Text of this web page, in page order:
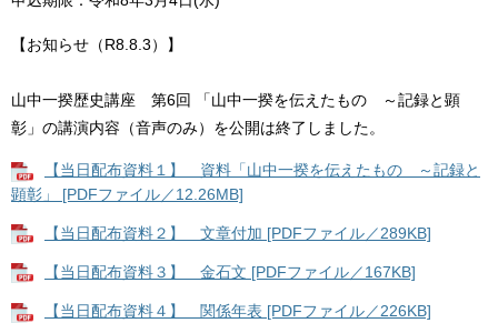
【お知らせ（R8.8.3）】
山中一揆歴史講座 第6回 「山中一揆を伝えたもの ～記録と顕
彰」の講演内容（音声のみ）を公開は終了しました。
【当日配布資料１】 資料「山中一揆を伝えたもの ～記録と
顕彰」 [PDFファイル／12.26MB]
【当日配布資料２】 文章付加 [PDFファイル／289KB]
【当日配布資料３】 金石文 [PDFファイル／167KB]
【当日配布資料４】 関係年表 [PDFファイル／226KB]